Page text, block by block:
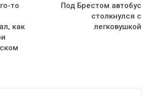
то
как
Под Брестом автобус
столкнулся с
легковушкой